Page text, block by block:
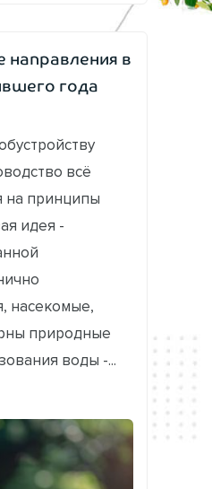
направления в
года
всё
на принципы
идея -
насекомые,
природные
воды -...